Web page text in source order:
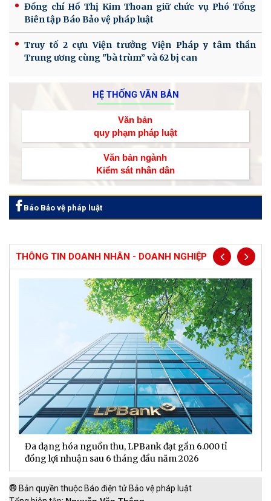
Đồng chí Hồ Thị Kim Thoan giữ chức vụ Phó Tổng
Biên tập Báo Bảo vệ pháp luật
Truy tố 2 cựu Viện trưởng Viện Pháp y tâm thần
Trung ương cùng "bà trùm” và 62 bị can
HỆ THỐNG VĂN BẢN
Văn bản
quy phạm pháp luật
Văn bản ngành
Kiểm sát nhân dân
Báo Bảo vệ pháp luật
THÔNG TIN DOANH NHÂN - DOANH NGHIỆP
Đa dạng hóa nguồn thu, LPBank đạt gần 6.000 tỉ
đồng lợi nhuận sau 6 tháng đầu năm 2026
® Bản quyền thuộc Báo điện tử Bảo vệ pháp luật